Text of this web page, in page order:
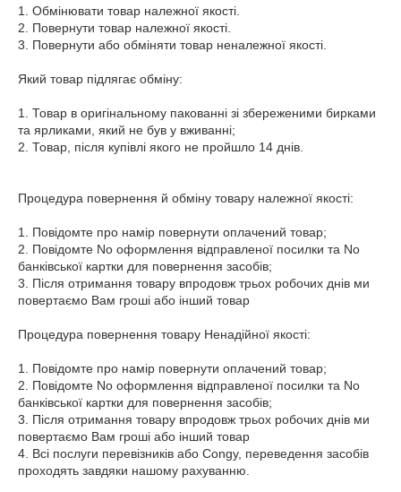
1. Обмінювати товар належної якості.
2. Повернути товар належної якості.
3. Повернути або обміняти товар неналежної якості.
Який товар підлягає обміну:
1. Товар в оригінальному пакованні зі збереженими бирками
та ярликами, який не був у вживанні;
2. Товар, після купівлі якого не пройшло 14 днів.
Процедура повернення й обміну товару належної якості:
1. Повідомте про намір повернути оплачений товар;
2. Повідомте No оформлення відправленої посилки та No
банківської картки для повернення засобів;
3. Після отримання товару впродовж трьох робочих днів ми
повертаємо Вам гроші або інший товар
Процедура повернення товару Ненадійної якості:
1. Повідомте про намір повернути оплачений товар;
2. Повідомте No оформлення відправленої посилки та No
банківської картки для повернення засобів;
3. Після отримання товару впродовж трьох робочих днів ми
повертаємо Вам гроші або інший товар
4. Всі послуги перевізників або Congy, переведення засобів
проходять завдяки нашому рахуванню.